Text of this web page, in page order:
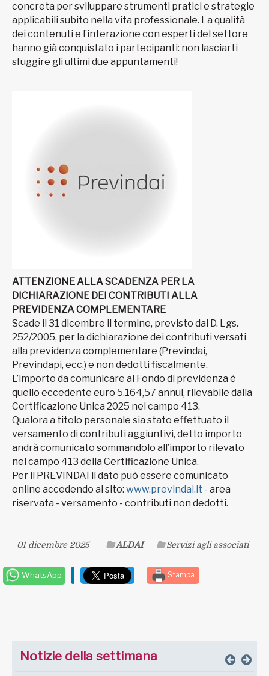
concreta per sviluppare strumenti pratici e strategie
applicabili subito nella vita professionale. La qualità
dei contenuti e l’interazione con esperti del settore
hanno già conquistato i partecipanti: non lasciarti
sfuggire gli ultimi due appuntamenti!
ATTENZIONE ALLA SCADENZA PER LA
DICHIARAZIONE DEI CONTRIBUTI ALLA
PREVIDENZA COMPLEMENTARE
Scade il 31 dicembre il termine, previsto dal D. Lgs.
252/2005, per la dichiarazione dei contributi versati
alla previdenza complementare (Previndai,
Previndapi, ecc.) e non dedotti fiscalmente.
L’importo da comunicare al Fondo di previdenza è
quello eccedente euro 5.164,57 annui, rilevabile dalla
Certificazione Unica 2025 nel campo 413.
Qualora a titolo personale sia stato effettuato il
versamento di contributi aggiuntivi, detto importo
andrà comunicato sommandolo all’importo rilevato
nel campo 413 della Certificazione Unica.
Per il PREVINDAI il dato può essere comunicato
online accedendo al sito: www.previndai.it - area
riservata - versamento - contributi non dedotti.
01 dicembre 2025 ALDAI Servizi agli associati
WhatsApp Stampa
Notizie della settimana